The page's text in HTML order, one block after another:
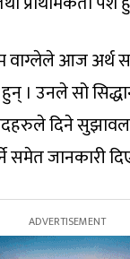
वाग्लेले आज अर्थ
। उनले सो
दिने
समेत जानकारी